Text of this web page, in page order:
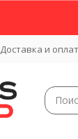
Доставка и